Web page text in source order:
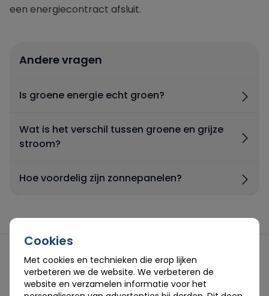
Cookies
Met cookies en technieken die erop lijken
verbeteren we de website. We verbeteren de
website en verzamelen informatie voor het
Energiedirect
Engie
Frank Energie
Mega
NextEnergy
een energiecontract afsluit.
Andere vragen
Is groene energie echt groen?
Wat is het verschil tussen groene en grijze
stroom?
Hoe voordelig zijn zonnepanelen?
Aanbieding per categorie